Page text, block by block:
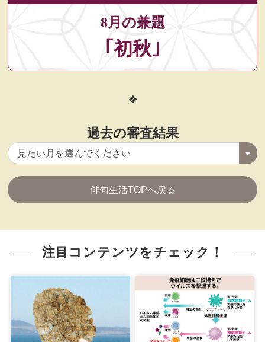
8月の兼題
｢初秋｣
過去の審査結果
俳句生活TOPへ戻る
注目コンテンツをチェック！